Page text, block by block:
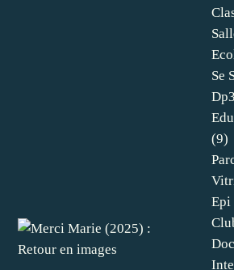
Se
Dp3
(9)
Epi